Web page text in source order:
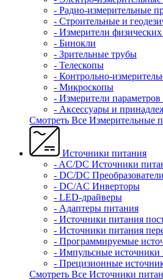
- Радио-измерительные
- Строительные и
- Измерители
- Бинокли
- Зрительные трубы
- Телескопы
- Контрольно-
- Микроскопы
- Измерители
- Аксессуары и
Смотреть Все Измерительные
Источники питания
- AC/DC Источники
- DC/DC Преобразователи
- DC/AC Инверторы
- LED-драйверы
- Адаптеры питания
- Источники питания
- Источники питания
- Программируемые
- Импульсные источники
- Прецизионные
Смотреть Все Источники